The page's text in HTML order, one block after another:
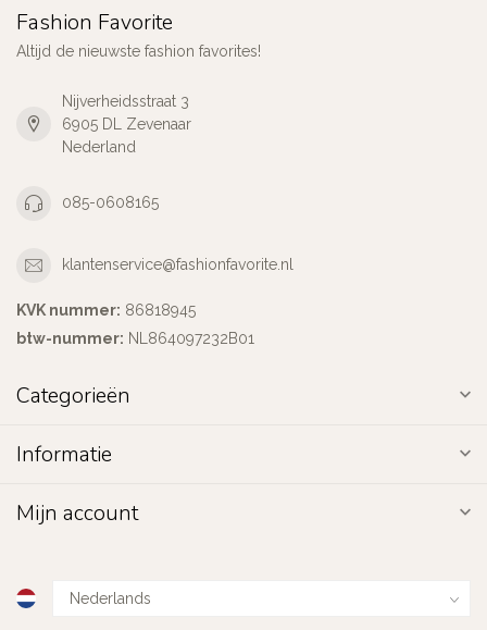
Fashion Favorite
Altijd de nieuwste fashion favorites!
Nijverheidsstraat 3
6905 DL Zevenaar
Nederland
085-0608165
klantenservice@fashionfavorite.nl
KVK nummer: 86818945
btw-nummer: NL864097232B01
Categorieën
Informatie
Mijn account